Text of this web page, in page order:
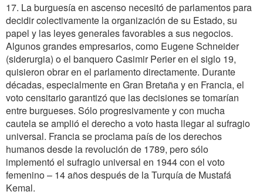
17. La burguesía en ascenso necesitó de parlamentos para
decidir colectivamente la organización de su Estado, su
papel y las leyes generales favorables a sus negocios.
Algunos grandes empresarios, como Eugene Schneider
(siderurgia) o el banquero Casimir Perier en el siglo 19,
quisieron obrar en el parlamento directamente. Durante
décadas, especialmente en Gran Bretaña y en Francia, el
voto censitario garantizó que las decisiones se tomarían
entre burgueses. Sólo progresivamente y con mucha
cautela se amplió el derecho a voto hasta llegar al sufragio
universal. Francia se proclama país de los derechos
humanos desde la revolución de 1789, pero sólo
implementó el sufragio universal en 1944 con el voto
femenino – 14 años después de la Turquía de Mustafá
Kemal.